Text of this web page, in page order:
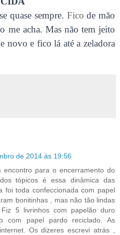
quase sempre. Fico de mão
me acha. Mas não tem jeito
novo e fico lá até a zeladora
de 2014 às 19:56
encontro para o encerramento do
tópicos é essa dinâmica das
foi toda confeccionada com papel
bonitinhas , mas não tão lindas
5 livrinhos com papelão duro
com papel pardo reciclado. As
Os dizeres escrevi atrás ,